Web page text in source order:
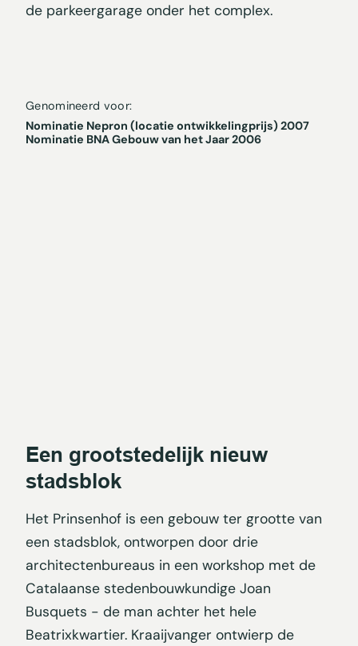
de parkeergarage onder het complex.
Genomineerd voor:
Nominatie Nepron (locatie ontwikkelingprijs) 2007
Nominatie BNA Gebouw van het Jaar 2006
Een grootstedelijk nieuw
stadsblok
Het Prinsenhof is een gebouw ter grootte van
een stadsblok, ontworpen door drie
architectenbureaus in een workshop met de
Catalaanse stedenbouwkundige Joan
Busquets - de man achter het hele
Beatrixkwartier. Kraaijvanger ontwierp de